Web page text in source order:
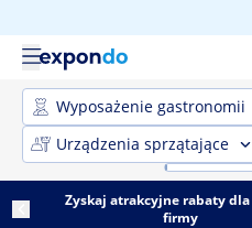
Wyposażenie gastronomii
Urządzenia sprzątające
Zyskaj atrakcyjne rabaty
firmy